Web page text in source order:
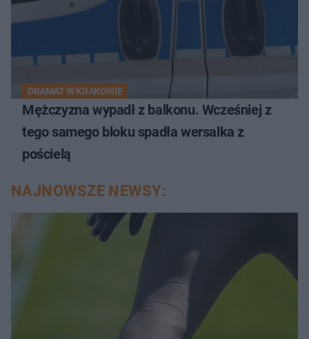
DRAMAT W KRAKOWIE
Mężczyzna wypadł z balkonu. Wcześniej z
tego samego bloku spadła wersalka z
pościelą
NAJNOWSZE NEWSY: